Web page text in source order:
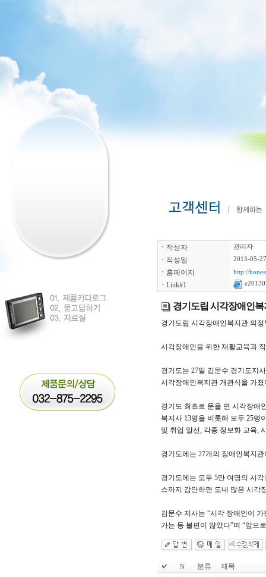
ㆍ 작성자 관리자
ㆍ 작성일 2013-05-
ㆍ 홈페이지 http://
ㆍ Link#1
경기도립 시각장애인
경기도립 시각장애인복지관 의
시각장애인을 위한 재활교육과
경기도는 27일 김문수 경기도지
시각장애인복지관 개관식을 가졌
경기도 최초로 문을 연 시각장애
복지사 13명을 비롯해 모두 25명
및 취업 알선, 각종 정보화 교육,
경기도에는 27개의 장애인복지
경기도에는 모두 5만 여명의 시
스까지 감안하면 도내 많은 시각
김문수 지사는 “시각 장애인이
가는 등 불편이 많았다”며 “앞으
N 분류 제목